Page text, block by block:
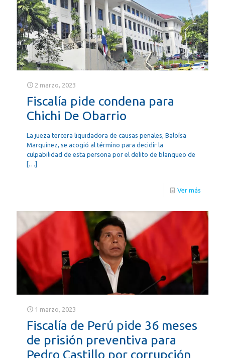
2 marzo, 2023
Fiscalía pide condena para
Chichi De Obarrio
La jueza tercera liquidadora de causas penales, Baloísa
Marquínez, se acogió al término para decidir la
culpabilidad de esta persona por el delito de blanqueo de
[…]
Ver más
1 marzo, 2023
Fiscalía de Perú pide 36 meses
de prisión preventiva para
Pedro Castillo por corrupción